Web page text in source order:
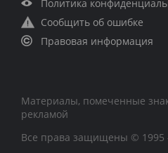
Политика
Сообщить об ошибке
Правовая информация
Материалы, помеченные
рекламой
Все права защищены © 1995